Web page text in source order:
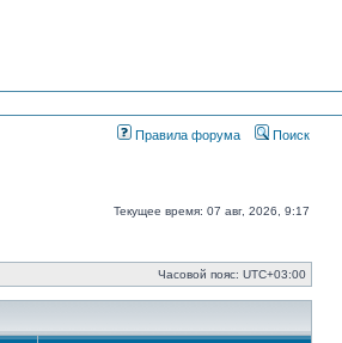
Правила форума Поиск
Текущее время: 07 авг, 2026, 9:17
Часовой пояс: UTC+03:00